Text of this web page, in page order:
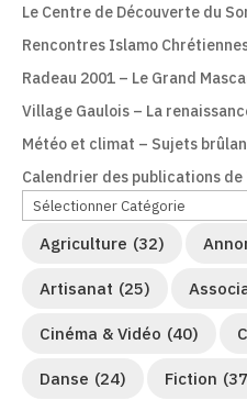
Le Centre de Découverte du
Rencontres Islamo
Radeau 2001 – Le Grand
Village Gaulois – La
Météo et climat – Sujets
Calendrier des publications de
Agriculture (32)
Artisanat (25)
Cinéma & Vidéo (40)
Danse (24) Fiction